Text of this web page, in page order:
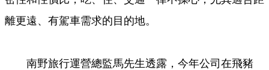
離更遠、有駕車需求的目的地。
南野旅行運營總監馬先生透露，今年公司在飛豬